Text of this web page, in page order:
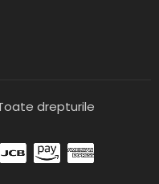
drepturile